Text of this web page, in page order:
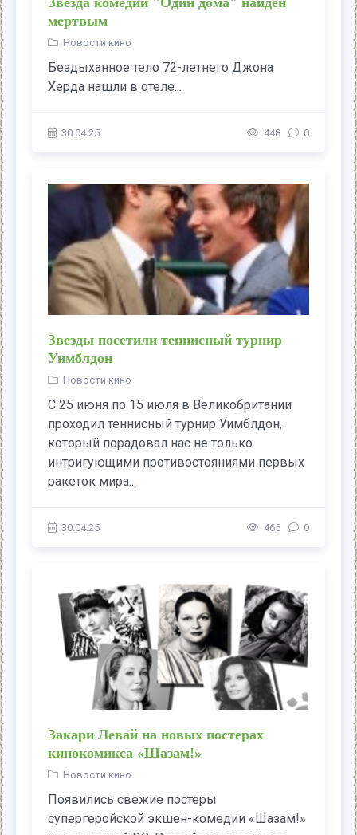
мертвым
Новости кино
Бездыханное тело 72-летнего Джона
Херда нашли в отеле...
30.04.25 448 0
Звезды посетили теннисный турнир
Уимблдон
Новости кино
С 25 июня по 15 июля в Великобритании
проходил теннисный турнир Уимблдон,
который порадовал нас не только
интригующими противостояниями первых
ракеток мира...
30.04.25 465 0
Закари Левай на новых постерах
кинокомикса «Шазам!»
Новости кино
Появились свежие постеры
супергеройской экшен-комедии «Шазам!»